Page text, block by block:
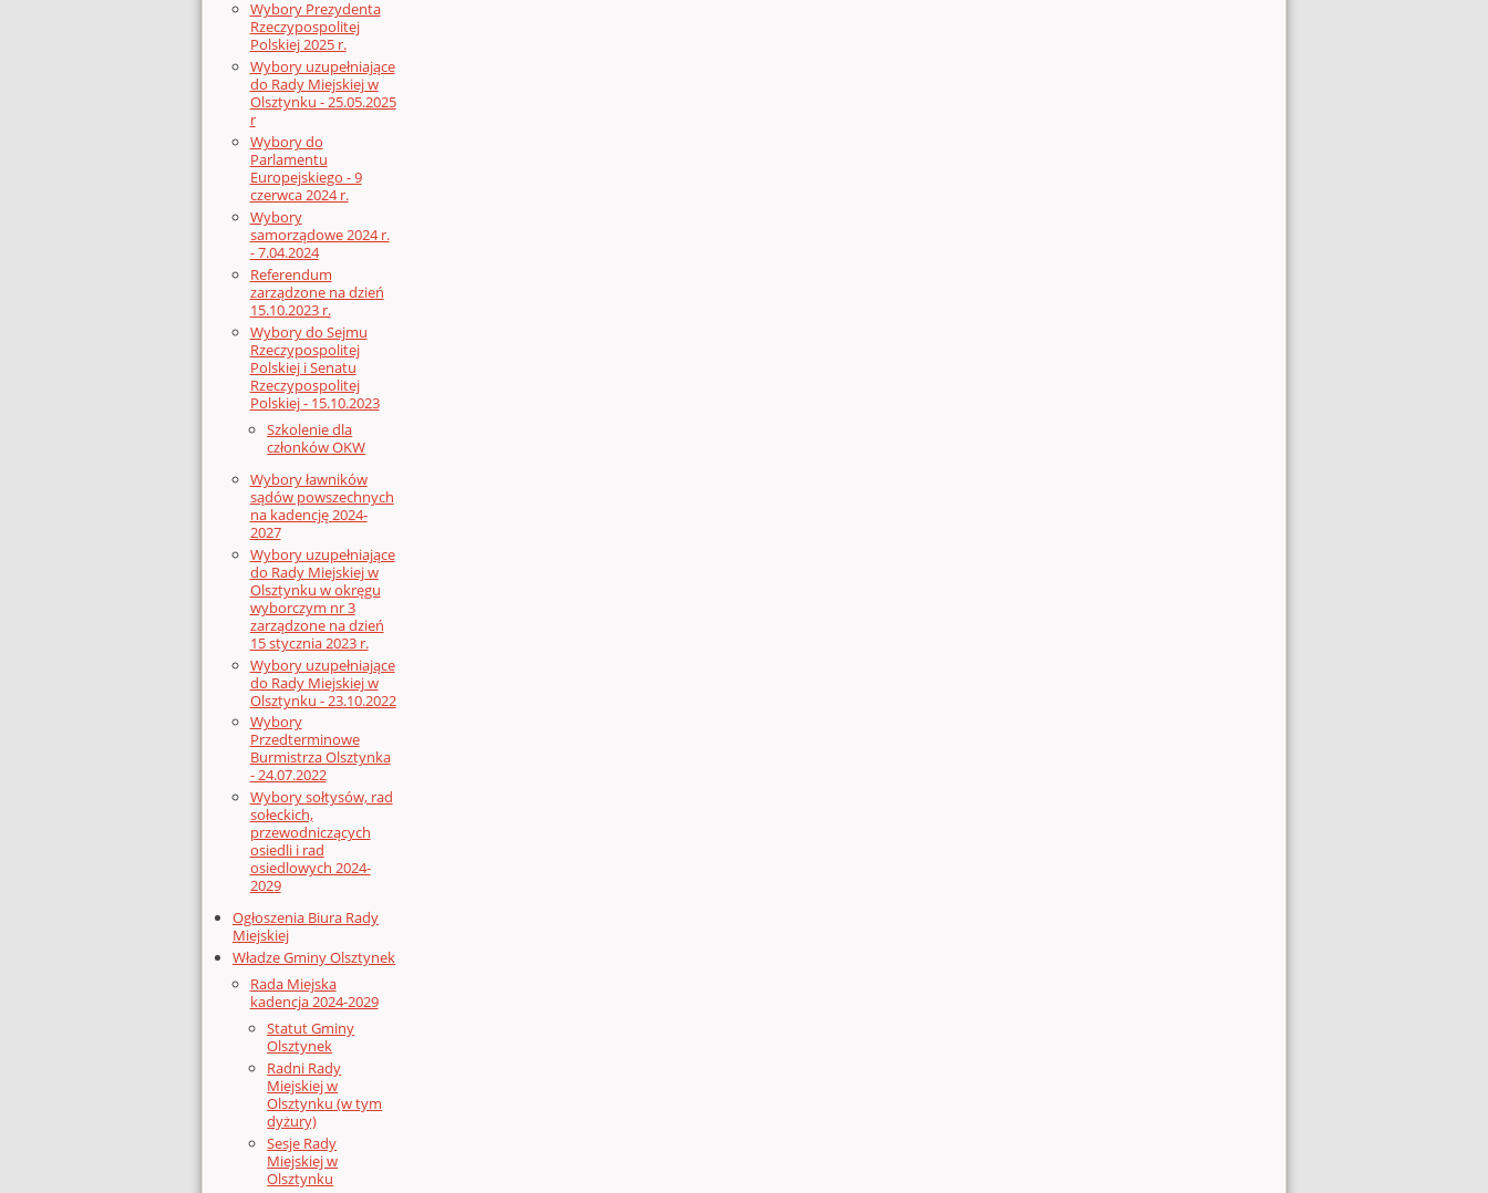
Wybory Prezydenta
Rzeczypospolitej
Polskiej 2025 r.
Wybory uzupełniające
do Rady Miejskiej w
Olsztynku - 25.05.2025
r
Wybory do
Parlamentu
Europejskiego - 9
czerwca 2024 r.
Wybory
samorządowe 2024 r.
- 7.04.2024
Referendum
zarządzone na dzień
15.10.2023 r.
Wybory do Sejmu
Rzeczypospolitej
Polskiej i Senatu
Rzeczypospolitej
Polskiej - 15.10.2023
Szkolenie dla
członków OKW
Wybory ławników
sądów powszechnych
na kadencję 2024-
2027
Wybory uzupełniające
do Rady Miejskiej w
Olsztynku w okręgu
wyborczym nr 3
zarządzone na dzień
15 stycznia 2023 r.
Wybory uzupełniające
do Rady Miejskiej w
Olsztynku - 23.10.2022
Wybory
Przedterminowe
Burmistrza Olsztynka
- 24.07.2022
Wybory sołtysów, rad
sołeckich,
przewodniczących
osiedli i rad
osiedlowych 2024-
2029
Ogłoszenia Biura Rady
Miejskiej
Władze Gminy Olsztynek
Rada Miejska
kadencja 2024-2029
Statut Gminy
Olsztynek
Radni Rady
Miejskiej w
Olsztynku (w tym
dyżury)
Sesje Rady
Miejskiej w
Olsztynku